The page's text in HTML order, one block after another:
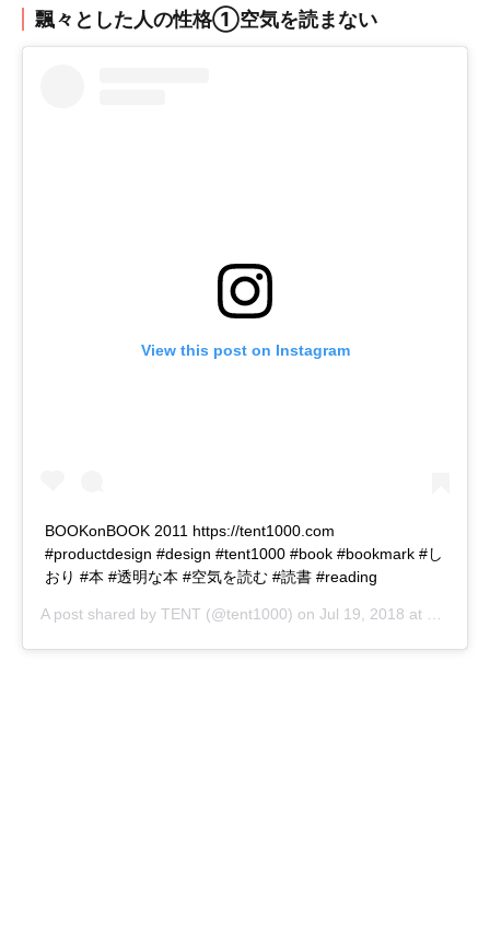
飄々とした人の性格①空気を読まない
View this post on Instagram
BOOKonBOOK 2011 https://tent1000.com
#productdesign #design #tent1000 #book #bookmark #し
おり #本 #透明な本 #空気を読む #読書 #reading
A post shared by TENT (@tent1000) on Jul 19, 2018 at 7:28pm PDT